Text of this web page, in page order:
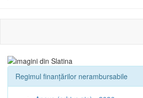
Regimul finanțărilor nerambursabile